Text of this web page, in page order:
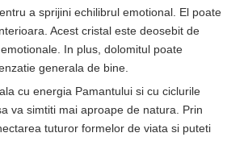
a sprijini echilibrul emotional. El poate
Acest cristal este deosebit de
In plus, dolomitul poate
generala de bine.
cu energia Pamantului si cu ciclurile
va simtiti mai aproape de natura. Prin
tuturor formelor de viata si puteti